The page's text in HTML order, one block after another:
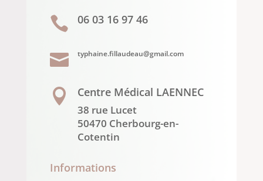
 06 03 16 97 46
 typhaine.fillaudeau@gmail.com
 Centre Médical LAENNEC
38 rue Lucet
50470 Cherbourg-en-
Cotentin
Informations